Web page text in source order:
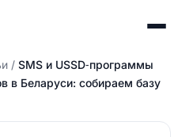
/ SMS и USSD‑программы
в Беларуси: собираем базу